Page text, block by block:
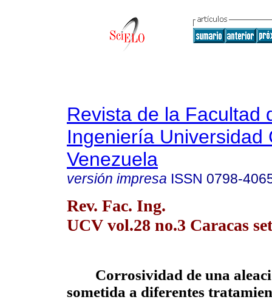
Revista de la Facultad
Ingeniería Universidad
Venezuela
versión impresa ISSN 0798-
Rev. Fac. Ing.
UCV vol.28 no.3 Caracas
Corrosividad de una
sometida a diferentes